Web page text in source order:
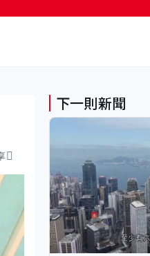
下一則新聞